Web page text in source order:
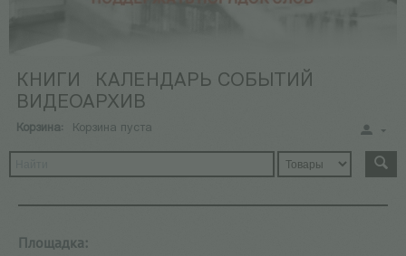
КНИГИ
КАЛЕНДАРЬ СОБЫТИЙ
ВИДЕОАРХИВ
Корзина: Корзина пуста
Площадка: